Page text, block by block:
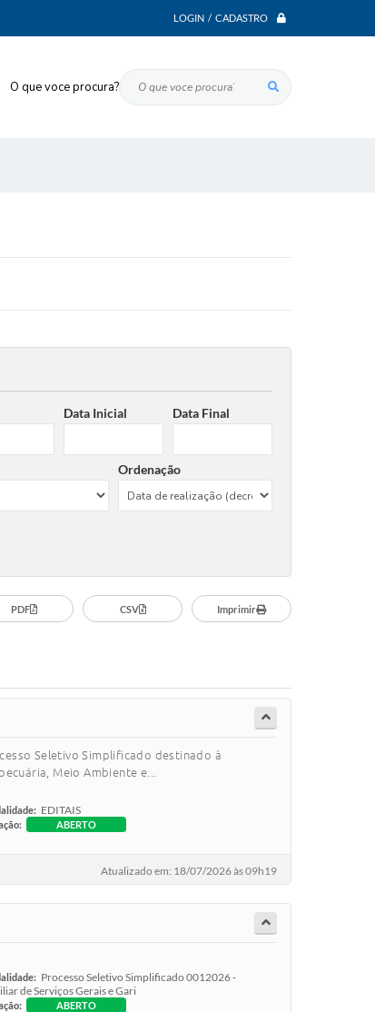
LOGIN / CADASTRO
O que voce procura?
Data Inicial Data Final
Ordenação
PDF CSV Imprimir
Seletivo Simplificado destinado à
Meio Ambiente e...
EDITAIS
ABERTO
Atualizado em: 18/07/2026 às 09h19
Processo Seletivo Simplificado 0012026 -
de Serviços Gerais e Gari
ABERTO